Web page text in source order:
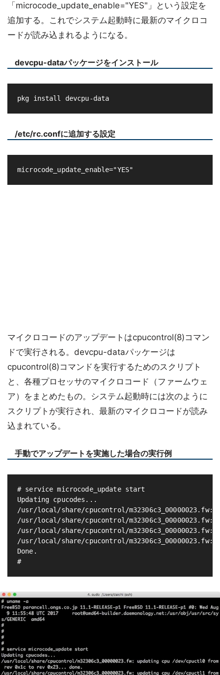
「microcode_update_enable="YES"」という設定を
追加する。これでシステム起動時に最新のマイクロコ
ードが読み込まれるようになる。
devcpu-dataパッケージをインストール
/etc/rc.confに追加する設定
マイクロコードのアップデートはcpucontrol(8)コマン
ドで実行される。devcpu-dataパッケージは
cpucontrol(8)コマンドを実行するためのスクリプト
と、各種プロセッサのマイクロコード（ファームウェ
ア）をまとめたもの。システム起動時には次のように
スクリプトが実行され、最新のマイクロコードが読み
込まれている。
手動でアップデートを実施した場合の実行例
# service microcode_update start
Updating cpucodes...
/usr/local/share/cpucontrol/
/usr/local/share/cpucontrol/
/usr/local/share/cpucontrol/
/usr/local/share/cpucontrol/
Done.
#